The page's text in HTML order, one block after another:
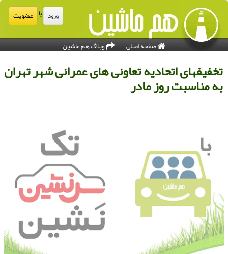
ورود عضویت
صفحه اصلی وبلاگ هم ماشین
تخفیفهای اتحادیه تعاونی های عمرانی شهر تهران
به مناسبت روز مادر